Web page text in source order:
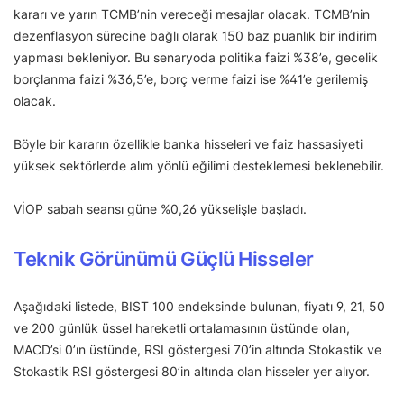
kararı ve yarın TCMB’nin vereceği mesajlar olacak. TCMB’nin
dezenflasyon sürecine bağlı olarak 150 baz puanlık bir indirim
yapması bekleniyor. Bu senaryoda politika faizi %38’e, gecelik
borçlanma faizi %36,5’e, borç verme faizi ise %41’e gerilemiş
olacak.
Böyle bir kararın özellikle banka hisseleri ve faiz hassasiyeti
yüksek sektörlerde alım yönlü eğilimi desteklemesi beklenebilir.
VİOP sabah seansı güne %0,26 yükselişle başladı.
Teknik Görünümü Güçlü Hisseler
Aşağıdaki listede, BIST 100 endeksinde bulunan, fiyatı 9, 21, 50
ve 200 günlük üssel hareketli ortalamasının üstünde olan,
MACD’si 0’ın üstünde, RSI göstergesi 70’in altında Stokastik ve
Stokastik RSI göstergesi 80’in altında olan hisseler yer alıyor.